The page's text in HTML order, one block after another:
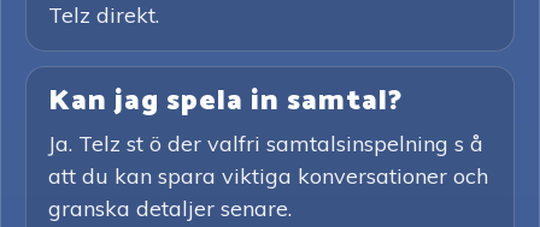
Telz direkt.
Kan jag spela in samtal?
Ja. Telz st ö der valfri samtalsinspelning s å
att du kan spara viktiga konversationer och
granska detaljer senare.